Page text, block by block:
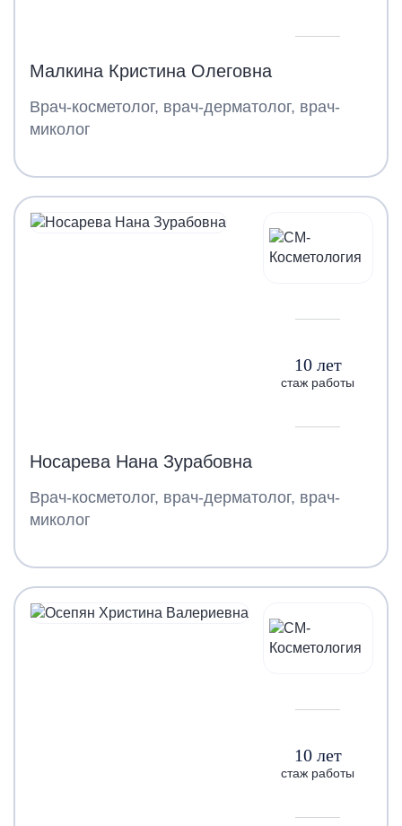
Малкина Кристина Олеговна
Врач-косметолог, врач-дерматолог, врач-
миколог
10 лет
стаж работы
Носарева Нана Зурабовна
Врач-косметолог, врач-дерматолог, врач-
миколог
10 лет
стаж работы